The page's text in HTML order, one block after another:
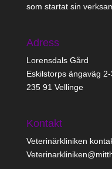
som startat sin
Adress
Lorensdals Gård
Eskilstorps ängaväg 2-
235 91 Vellinge
Kontakt
Veterinärkliniken